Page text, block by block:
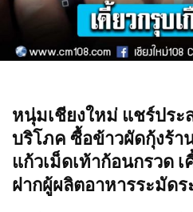
หนุ่มเชียงใหม่ แชร์ประ
บริโภค ซื้อข้าวผัดกุ้งร้า
แก้วเม็ดเท้าก้อนกรวด
ฝากผู้ผลิตอาหารระมัด